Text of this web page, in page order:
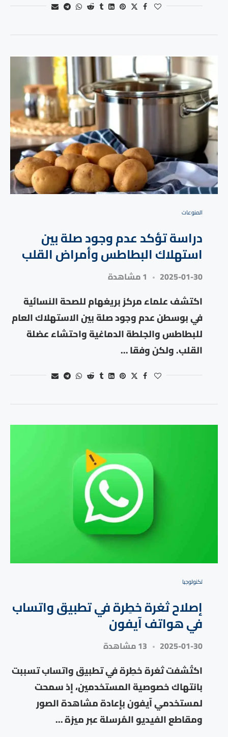
المنوعات
دراسة تؤكد عدم وجود صلة بين
استهلاك البطاطس وأمراض القلب
2025-01-30 1 مشاهدة
اكتشف علماء مركز بريغهام للصحة النسائية
في بوسطن عدم وجود صلة بين الاستهلاك العام
للبطاطس والجلطة الدماغية واحتشاء عضلة
القلب. ولكن وفقا …
تكنولوجيا
إصلاح ثغرة خطِرة في تطبيق واتساب
في هواتف آيفون
2025-01-30 13 مشاهدة
اكتُشفت ثغرة خطِرة في تطبيق واتساب تسببت
بانتهاك خصوصية المستخدمين، إذ سمحت
لمستخدمي آيفون بإعادة مشاهدة الصور
ومقاطع الفيديو المُرسلة عبر ميزة …